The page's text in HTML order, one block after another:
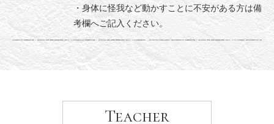
・身体に怪我など動かすことに不安がある方は備
考欄へご記入ください。
Teacher